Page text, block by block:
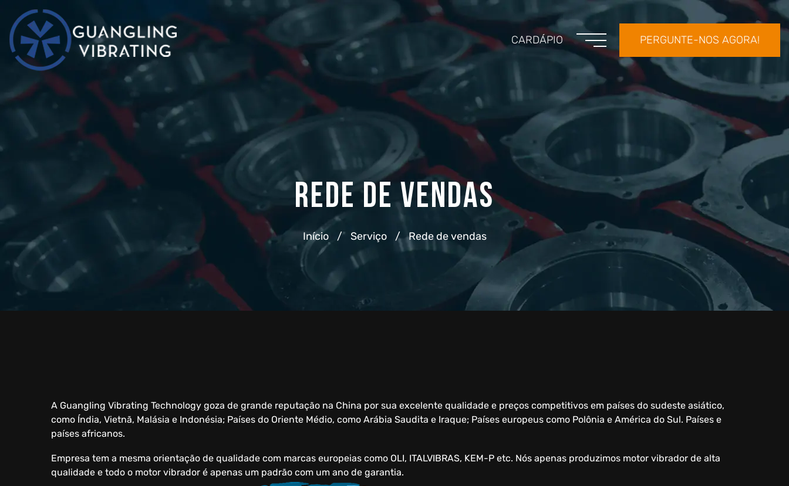
CARDÁPIO PERGUNTE-NOS AGORA!
Rede de vendas
Início / Serviço / Rede de vendas
A Guangling Vibrating Technology goza de grande reputação na China por sua excelente qualidade e preços competitivos em países do sudeste asiático,
como Índia, Vietnã, Malásia e Indonésia; Países do Oriente Médio, como Arábia Saudita e Iraque; Países europeus como Polônia e América do Sul. Países e
países africanos.
Empresa tem a mesma orientação de qualidade com marcas europeias como OLI, ITALVIBRAS, KEM-P etc. Nós apenas produzimos motor vibrador de alta
qualidade e todo o motor vibrador é apenas um padrão com um ano de garantia.